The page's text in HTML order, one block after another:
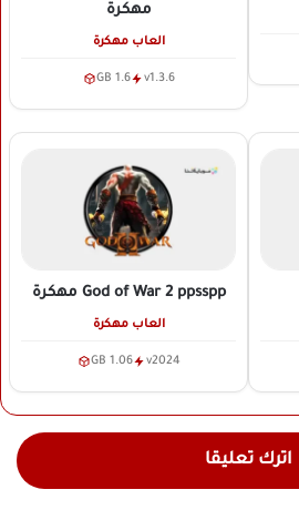
مهكرة
العاب مهكرة
v1.3.6
1.6 GB
God of War 2 ppsspp مهكرة
العاب مهكرة
v2024
1.06 GB
اترك تعليقا